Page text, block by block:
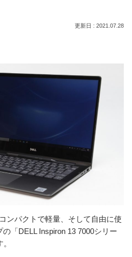
2021.07.28
ンパクトで軽量、そして自由に使
「DELL Inspiron 13 7000シリー